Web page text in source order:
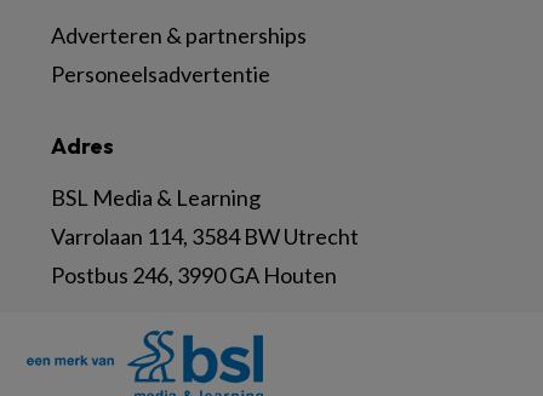
Adres
BSL Media & Learning
Varrolaan 114, 3584 BW Utrecht
Postbus 246, 3990 GA Houten
Adverteren & partnerships
Personeelsadvertentie